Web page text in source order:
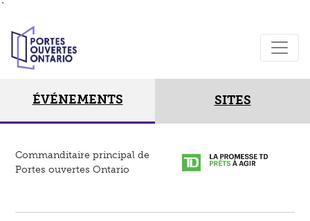
`
ÉVÉNEMENTS SITES
Commanditaire principal de
Portes ouvertes Ontario